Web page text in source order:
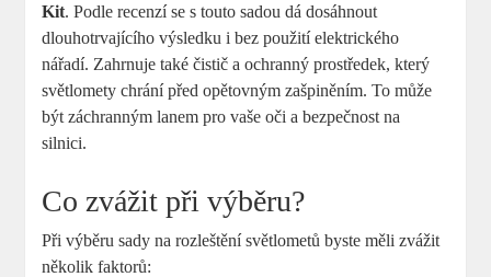
Kit. Podle recenzí se s⁢ touto sadou dá dosáhnout
dlouhotrvajícího výsledku i ⁢bez použití elektrického
nářadí. ‍Zahrnuje také čistič a ochranný prostředek, který
světlomety chrání ‌před ⁢opětovným zašpiněním. To může
být záchranným lanem pro vaše oči a bezpečnost na
silnici.
Co zvážit při výběru?
Při výběru sady na rozleštění světlometů byste měli zvážit
několik faktorů: